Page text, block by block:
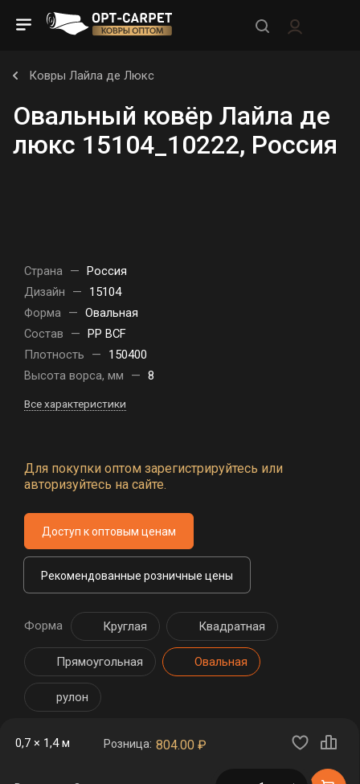
Ковры Лайла де Люкс
Овальный ковёр Лайла де
люкс 15104_10222, Россия
Страна — Россия
Дизайн
—
15104
Форма — Овальная
Состав
— PP BCF
Плотность
—
150400
Высота ворса, мм
— 8
Все характеристики
Для покупки оптом зарегистрируйтесь или
авторизуйтесь на сайте.
Доступ к оптовым ценам
Рекомендованные розничные цены
Форма Круглая Квадратная
Прямоугольная Овальная
рулон
0,7 × 1,4 м Розница: 804.00 ₽